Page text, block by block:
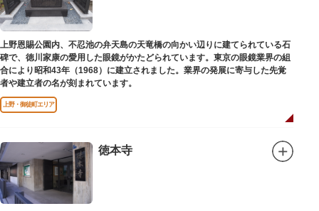
上野恩賜公園内、不忍池の弁天島の天竜橋の向かい辺りに建てられている石
碑で、徳川家康の愛用した眼鏡がかたどられています。東京の眼鏡業界の組
合により昭和43年（1968）に建立されました。業界の発展に寄与した先覚
者や建立者の名が刻まれています。
上野・御徒町エリア
徳本寺